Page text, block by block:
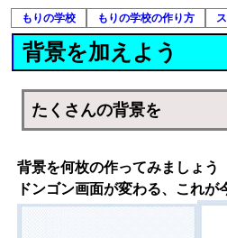
もりの学校 もりの学校の作り方
背景を加えよう
たくさんの背景を
背景を何枚の作ってみましょう
ドンゴン画面が変わる、これが